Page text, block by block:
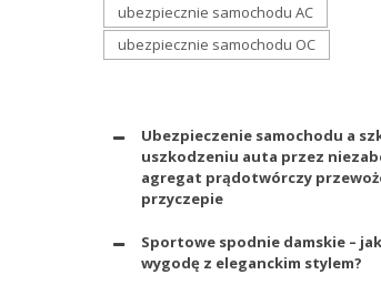
ubezpiecznie samochodu AC
ubezpiecznie samochodu OC
Ubezpieczenie samochodu a
uszkodzeniu auta przez
agregat prądotwórczy
przyczepie
Sportowe spodnie damskie – jak
wygodę z eleganckim stylem?